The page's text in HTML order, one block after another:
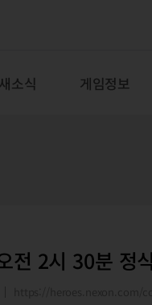
새소식 게임정보
2시 30분 정